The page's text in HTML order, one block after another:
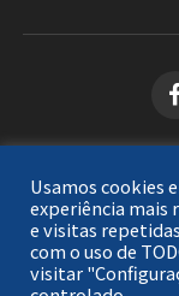
Copyright ©
Usamos cookies
experiência mais
e visitas
com o uso de
visitar